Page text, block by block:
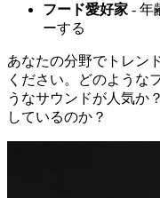
フード愛好家 - 年
ーする
あなたの分野でトレン
ください。どのような
うなサウンドが人気か
しているのか？